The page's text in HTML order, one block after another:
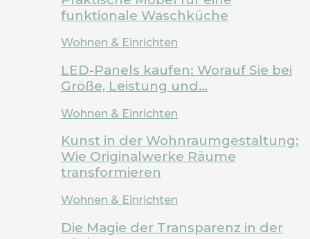
funktionale Waschküche
Wohnen & Einrichten
LED-Panels kaufen: Worauf Sie bei
Größe, Leistung und…
Wohnen & Einrichten
Kunst in der Wohnraumgestaltung:
Wie Originalwerke Räume
transformieren
Wohnen & Einrichten
Die Magie der Transparenz in der